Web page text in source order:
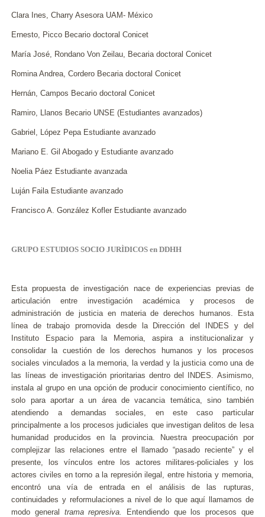
Clara Ines, Charry Asesora UAM- México
Ernesto, Picco Becario doctoral Conicet
María José, Rondano Von Zeilau, Becaria doctoral Conicet
Romina Andrea, Cordero Becaria doctoral Conicet
Hernán, Campos Becario doctoral Conicet
Ramiro, Llanos Becario UNSE (Estudiantes avanzados)
Gabriel, López Pepa Estudiante avanzado
Mariano E. Gil Abogado y Estudiante avanzado
Noelia Páez Estudiante avanzada
Luján Faila Estudiante avanzado
Francisco A. González Kofler Estudiante avanzado
GRUPO ESTUDIOS SOCIO JURÌDICOS en DDHH
Esta propuesta de investigación nace de experiencias previas de
articulación entre investigación académica y procesos de
administración de justicia en materia de derechos humanos. Esta
línea de trabajo promovida desde la Dirección del INDES y del
Instituto Espacio para la Memoria, aspira a institucionalizar y
consolidar la cuestión de los derechos humanos y los procesos
sociales vinculados a la memoria, la verdad y la justicia como una de
las líneas de investigación prioritarias dentro del INDES. Asimismo,
instala al grupo en una opción de producir conocimiento científico, no
solo para aportar a un área de vacancia temática, sino también
atendiendo a demandas sociales, en este caso particular
principalmente a los procesos judiciales que investigan delitos de lesa
humanidad producidos en la provincia. Nuestra preocupación por
complejizar las relaciones entre el llamado “pasado reciente” y el
presente, los vínculos entre los actores militares-policiales y los
actores civiles en torno a la represión ilegal, entre historia y memoria,
encontró una vía de entrada en el análisis de las rupturas,
continuidades y reformulaciones a nivel de lo que aquí llamamos de
modo general trama represiva.
Entendiendo que los procesos que